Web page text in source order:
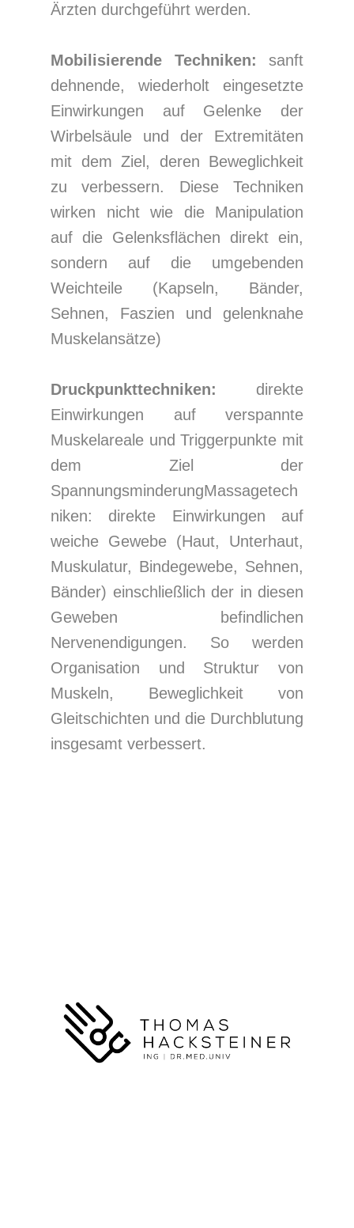
Ärzten durchgeführt werden.
Mobilisierende Techniken: sanft
dehnende, wiederholt eingesetzte
Einwirkungen auf Gelenke der
Wirbelsäule und der Extremitäten
mit dem Ziel, deren Beweglichkeit
zu verbessern. Diese Techniken
wirken nicht wie die Manipulation
auf die Gelenksflächen direkt ein,
sondern auf die umgebenden
Weichteile (Kapseln, Bänder,
Sehnen, Faszien und gelenknahe
Muskelansätze)
Druckpunkttechniken: direkte
Einwirkungen auf verspannte
Muskelareale und Triggerpunkte mit
dem Ziel der
SpannungsminderungMassagetech
niken: direkte Einwirkungen auf
weiche Gewebe (Haut, Unterhaut,
Muskulatur, Bindegewebe, Sehnen,
Bänder) einschließlich der in diesen
Geweben befindlichen
Nervenendigungen. So werden
Organisation und Struktur von
Muskeln, Beweglichkeit von
Gleitschichten und die Durchblutung
insgesamt verbessert.